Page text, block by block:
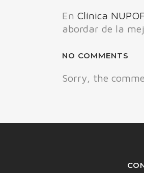
En Clínica
abordar de la
NO COMMENTS
Sorry, the